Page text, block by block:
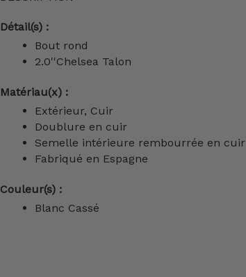
Détail(s) :
Bout rond
2.0''Chelsea Talon
Matériau(x) :
Extérieur, Cuir
Doublure en cuir
Semelle intérieure rembourrée en cuir
Fabriqué en Espagne
Couleur(s) :
Blanc Cassé